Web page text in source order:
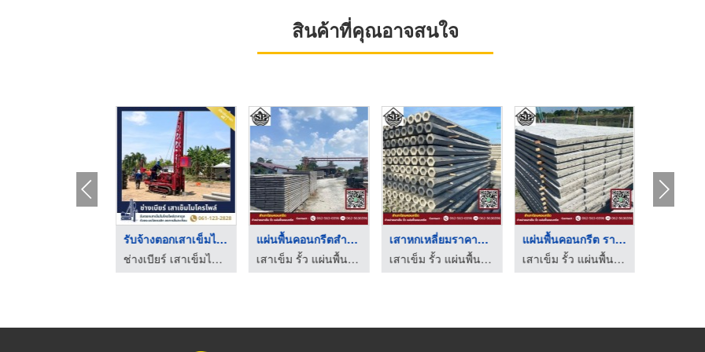
สินค้าที่คุณอาจสนใจ
รับจ้างตอกเสาเข็มไมโ ...
ช่างเบียร์ เสาเข็มไมโครไพล์ สมุทรปราการ
แผ่นพื้นคอนกรีตสำเร็ ...
เสาเข็ม รั้ว แผ่นพื้นคอนกรีต - สำเภาโฮมคอนกรีต
เสาหกเหลี่ยมราคาถูก ...
เสาเข็ม รั้ว แผ่นพื้นคอนกรีต - สำเภาโฮมคอนกรีต
แผ่นพื้นคอนกรีต ราคา ...
เสาเข็ม รั้ว แผ่นพื้นคอนกรีต - สำเภาโฮมคอนกรีต